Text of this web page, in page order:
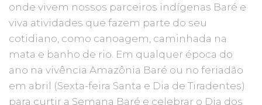
onde vivem nossos parceiros indígenas Baré e
viva atividades que fazem parte do seu
cotidiano, como canoagem, caminhada na
mata e banho de rio. Em qualquer época do
ano na vivência Amazônia Baré ou no feriadão
em abril (Sexta-feira Santa e Dia de Tiradentes)
para curtir a Semana Baré e celebrar o Dia dos